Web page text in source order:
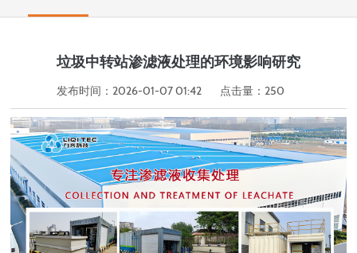
垃圾中转站渗滤液处理的环境影响研究
发布时间：2026-01-07 01:42 点击量： 250